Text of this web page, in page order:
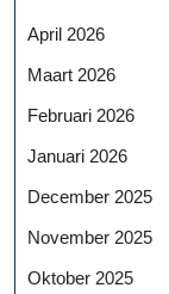
April 2026
Maart 2026
Februari 2026
Januari 2026
December 2025
November 2025
Oktober 2025